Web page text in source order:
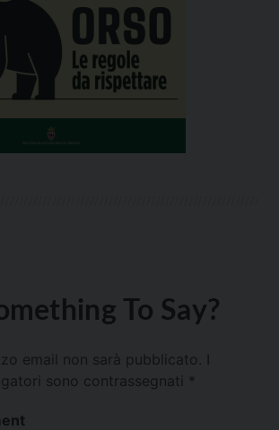
To Say?
email non sarà pubblicato.
sono contrassegnati *